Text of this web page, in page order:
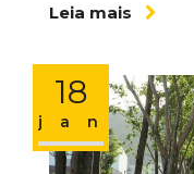
Leia mais
18
jan